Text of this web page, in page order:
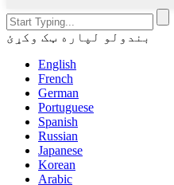
بندولو لپاره ټک وکړئ
English
French
German
Portuguese
Spanish
Russian
Japanese
Korean
Arabic